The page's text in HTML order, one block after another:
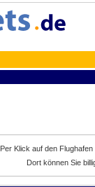
Per Klick auf den Flughafen
Dort können Sie